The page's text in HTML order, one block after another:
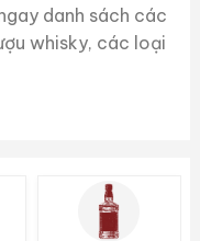
danh sách các
whisky, các loại